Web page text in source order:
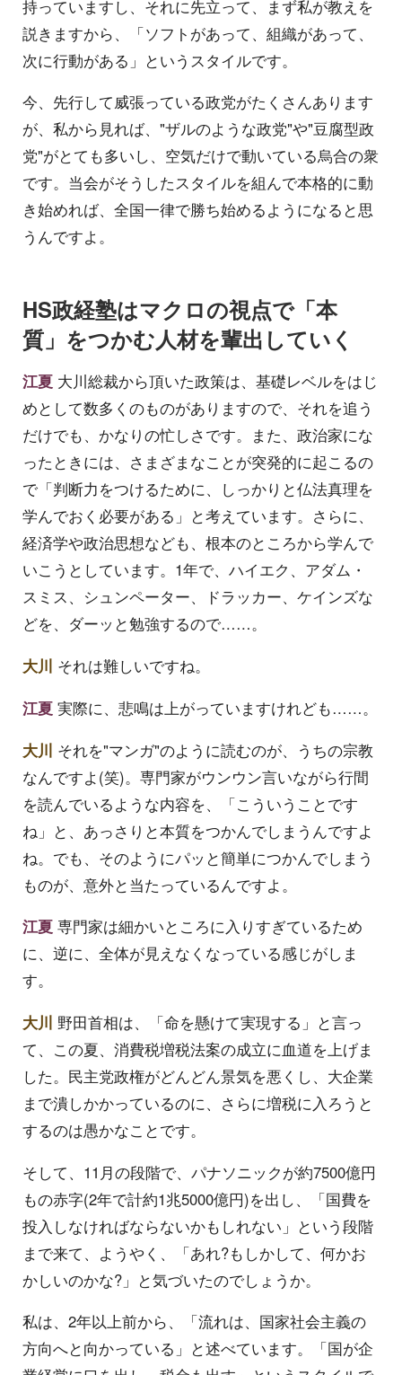
持っていますし、それに先立って、まず私が教えを
説きますから、「ソフトがあって、組織があって、
次に行動がある」というスタイルです。
今、先行して威張っている政党がたくさんあります
が、私から見れば、"ザルのような政党"や"豆腐型政
党"がとても多いし、空気だけで動いている烏合の衆
です。当会がそうしたスタイルを組んで本格的に動
き始めれば、全国一律で勝ち始めるようになると思
うんですよ。
HS政経塾はマクロの視点で「本
質」をつかむ人材を輩出していく
江夏 大川総裁から頂いた政策は、基礎レベルをはじ
めとして数多くのものがありますので、それを追う
だけでも、かなりの忙しさです。また、政治家にな
ったときには、さまざまなことが突発的に起こるの
で「判断力をつけるために、しっかりと仏法真理を
学んでおく必要がある」と考えています。さらに、
経済学や政治思想なども、根本のところから学んで
いこうとしています。1年で、ハイエク、アダム・
スミス、シュンペーター、ドラッカー、ケインズな
どを、ダーッと勉強するので……。
大川 それは難しいですね。
江夏 実際に、悲鳴は上がっていますけれども……。
大川 それを"マンガ"のように読むのが、うちの宗教
なんですよ(笑)。専門家がウンウン言いながら行間
を読んでいるような内容を、「こういうことです
ね」と、あっさりと本質をつかんでしまうんですよ
ね。でも、そのようにパッと簡単につかんでしまう
ものが、意外と当たっているんですよ。
江夏 専門家は細かいところに入りすぎているため
に、逆に、全体が見えなくなっている感じがしま
す。
大川 野田首相は、「命を懸けて実現する」と言っ
て、この夏、消費税増税法案の成立に血道を上げま
した。民主党政権がどんどん景気を悪くし、大企業
まで潰しかかっているのに、さらに増税に入ろうと
するのは愚かなことです。
そして、11月の段階で、パナソニックが約7500億円
もの赤字(2年で計約1兆5000億円)を出し、「国費を
投入しなければならないかもしれない」という段階
まで来て、ようやく、「あれ?もしかして、何かお
かしいのかな?」と気づいたのでしょうか。
私は、2年以上前から、「流れは、国家社会主義の
方向へと向かっている」と述べています。「国が企